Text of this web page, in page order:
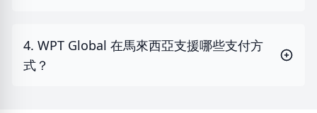
4. WPT Global 在馬來西亞支援哪些支付方
式？